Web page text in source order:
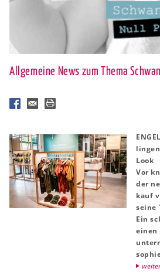
Allgemeine News zum Thema
Look
Vor
der
kauf
seine
Ein
einen